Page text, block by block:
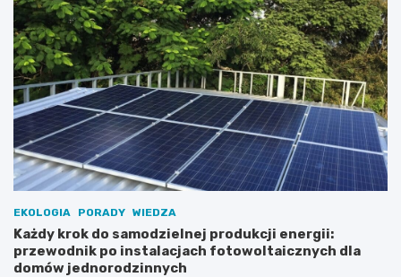
EKOLOGIA PORADY WIEDZA
Każdy krok do samodzielnej produkcji energii:
przewodnik po instalacjach fotowoltaicznych dla
domów jednorodzinnych